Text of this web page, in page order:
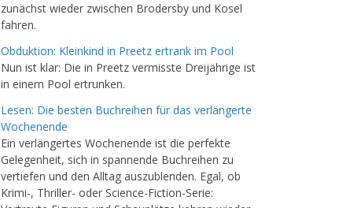
zunächst wieder zwischen Brodersby und Kosel
fahren.
Obduktion: Kleinkind in Preetz ertrank im Pool
Nun ist klar: Die in Preetz vermisste Dreijährige ist
in einem Pool ertrunken.
Lesen: Die besten Buchreihen für das verlängerte
Wochenende
Ein verlängertes Wochenende ist die perfekte
Gelegenheit, sich in spannende Buchreihen zu
vertiefen und den Alltag auszublenden. Egal, ob
Krimi-, Thriller- oder Science-Fiction-Serie: